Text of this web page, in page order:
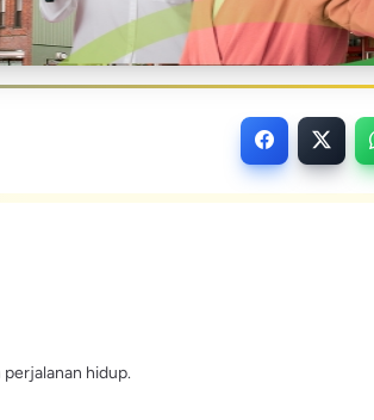
hidup.